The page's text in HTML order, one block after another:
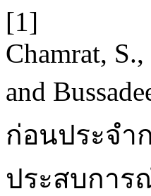
[1]
Chamrat,
and
ก่อนประจำ
ประสบกา